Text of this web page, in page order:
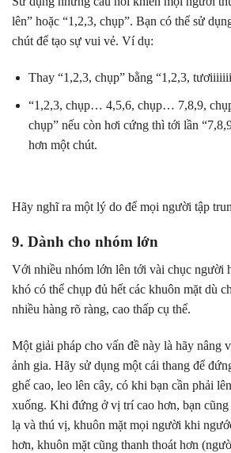
lên” hoặc “1,2,3, chụp”. Bạn có thể sử
chút để tạo sự vui vẻ. Ví dụ:
Thay “1,2,3, chụp” bằng “1,2,3,
“1,2,3, chụp… 4,5,6, chụp… 7,8,9,
chụp” nếu còn hơi cứng thì tới lần
hơn một chút.
Hãy nghĩ ra một lý do để mọi người tập
9. Dành cho nhóm lớn
Với nhiều nhóm lớn lên tới vài chục người
khó có thể chụp đủ hết các khuôn mặt dù
nhiều hàng rõ ràng, cao thấp cụ thể.
Một giải pháp cho vấn đề này là hãy nâng
ảnh gia. Hãy sử dụng một cái thang để
ghế cao, leo lên cây, có khi bạn cần phải
xuống. Khi đứng ở vị trí cao hơn, bạn cũng
lạ và thú vị, khuôn mặt mọi người khi
hơn, khuôn mặt cũng thanh thoát hơn